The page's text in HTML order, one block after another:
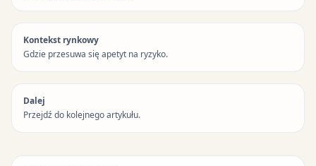
Kontekst rynkowy
Gdzie przesuwa się apetyt na ryzyko.
Dalej
Przejdź do kolejnego artykułu.